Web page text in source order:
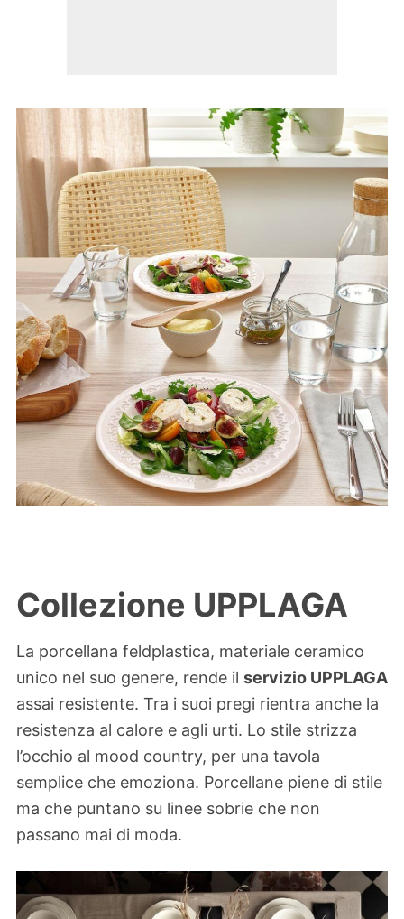
Collezione UPPLAGA
La porcellana feldplastica, materiale ceramico
unico nel suo genere, rende il servizio UPPLAGA
assai resistente. Tra i suoi pregi rientra anche la
resistenza al calore e agli urti. Lo stile strizza
l’occhio al mood country, per una tavola
semplice che emoziona. Porcellane piene di stile
ma che puntano su linee sobrie che non
passano mai di moda.